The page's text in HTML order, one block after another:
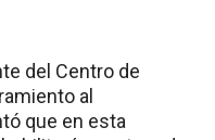
del Centro de
al
que en esta